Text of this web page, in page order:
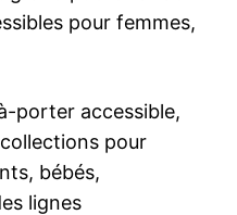
pour femmes,
porter accessible,
pour
bébés,
lignes